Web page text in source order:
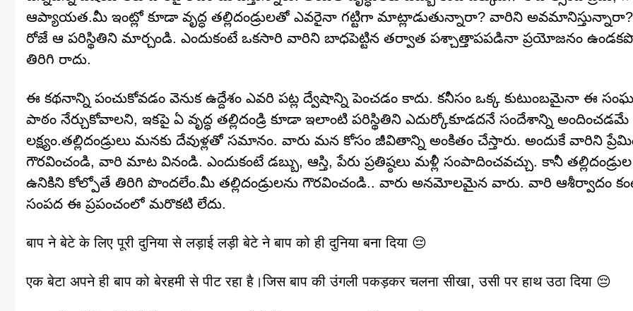
ఆప్యాయత.మీ ఇంట్లో కూడా వృద్ధ తల్లిదండ్రులతో ఎవరైనా గట్టిగా మాట్లాడుతున్నారా? వారిని
రోజే ఆ పరిస్థితిని మార్చండి. ఎందుకంటే ఒకసారి వారిని బాధపెట్టిన తర్వాత పశ్చాత్తాపపడినా ప్రయోజనం
తిరిగి రాదు.
ఈ కథనాన్ని పంచుకోవడం వెనుక ఉద్దేశం ఎవరి పట్ల ద్వేషాన్ని పెంచడం కాదు. కనీసం ఒక్క కుటుంబమైనా ఈ
పాఠం నేర్చుకోవాలని, ఇకపై ఏ వృద్ధ తల్లిదండ్రి కూడా ఇలాంటి పరిస్థితిని ఎదుర్కోకూడదనే సందేశాన్ని అందించడమే
లక్ష్యం.తల్లిదండ్రులు మనకు దేవుళ్లతో సమానం. వారు మన కోసం జీవితాన్ని అంకితం చేస్తారు. అందుకే వారిని
గౌరవించండి, వారి మాట వినండి. ఎందుకంటే డబ్బు, ఆస్తి, పేరు ప్రతిష్ఠలు మళ్లీ సంపాదించవచ్చు. కానీ
ఉనికిని కోల్పోతే తిరిగి పొందలేం.మీ తల్లిదండ్రులను గౌరవించండి.. వారు అనమోలమైన వారు. వారి ఆశీర్వాదం
సంపద ఈ ప్రపంచంలో మరొకటి లేదు.
बाप ने बेटे के लिए पूरी दुनिया से लड़ाई लड़ी बेटे ने बाप को ही दुनिया बना दिया 😔
एक बेटा अपने ही बाप को बेरहमी से पीट रहा है।जिस बाप की उंगली पकड़कर चलना सीखा, उसी पर हाथ उठा दिया 😔